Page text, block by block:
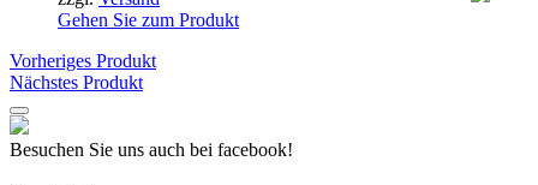
Gehen Sie zum Produkt
Vorheriges Produkt
Nächstes Produkt
Besuchen Sie uns auch bei facebook!